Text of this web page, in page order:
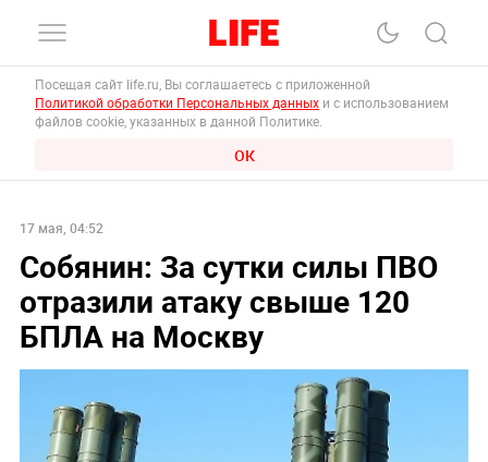
Посещая сайт life.ru, Вы соглашаетесь с приложенной
Политикой обработки Персональных данных и с использованием
файлов cookie, указанных в данной Политике.
ОК
17 мая, 04:52
Собянин: За сутки силы ПВО
отразили атаку свыше 120
БПЛА на Москву